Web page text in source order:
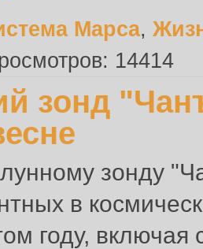
Марса,
14414
зонд
зонду
в
году,